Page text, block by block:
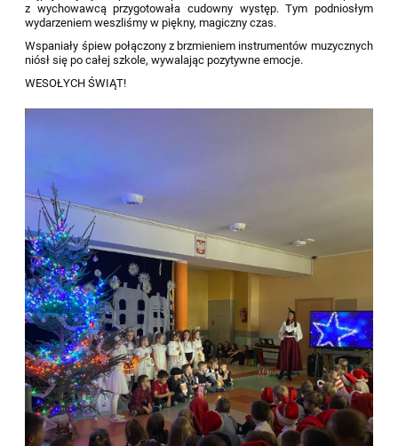
z wychowawcą przygotowała cudowny występ. Tym podniosłym
wydarzeniem weszliśmy w piękny, magiczny czas.
Wspaniały śpiew połączony z brzmieniem instrumentów muzycznych
niósł się po całej szkole, wywalając pozytywne emocje.
WESOŁYCH ŚWIĄT!